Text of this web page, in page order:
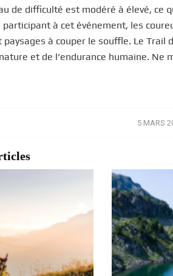
de difficulté est modéré à élevé,
participant à cet événement, les
à couper le souffle. Le Trail
et de l’endurance humaine. Ne
5 MARS
/